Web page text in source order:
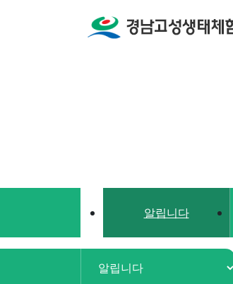
알립니다